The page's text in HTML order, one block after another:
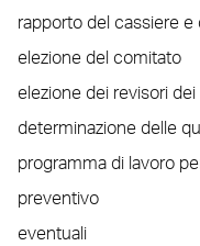
rapporto del cassiere
elezione del comitato
elezione dei revisori
determinazione delle
programma di lavoro
preventivo
eventuali